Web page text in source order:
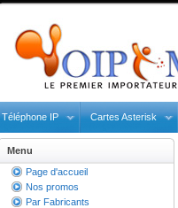
Téléphone IP Cartes Asterisk
Menu
Page d'accueil
Nos promos
Par Fabricants